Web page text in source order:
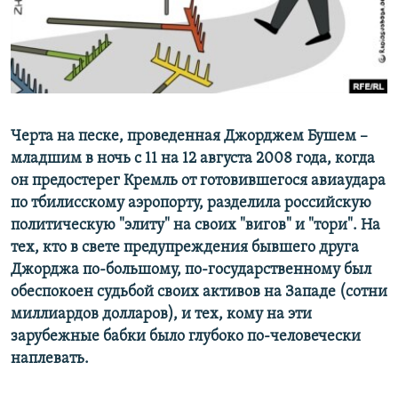
ПОБЕДИТЕЛЕЙ НЕ СУДЯТ?
КРЫМ.НЕПОКОРЕННЫЙ
ELIFBE
ПРИСОЕДИНЯЙТЕСЬ!
Все сайты RFE/RL
Черта на песке, проведенная Джорджем Бушем –
младшим в ночь с 11 на 12 августа 2008 года, когда
он предостерег Кремль от готовившегося авиаудара
по тбилисскому аэропорту, разделила российскую
политическую "элиту" на своих "вигов" и "тори". На
тех, кто в свете предупреждения бывшего друга
Джорджа по-большому, по-государственному был
обеспокоен судьбой своих активов на Западе (сотни
миллиардов долларов), и тех, кому на эти
зарубежные бабки было глубоко по-человечески
наплевать.